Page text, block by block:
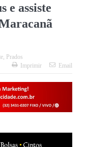
e assiste
, Prados
Imprimir
Email